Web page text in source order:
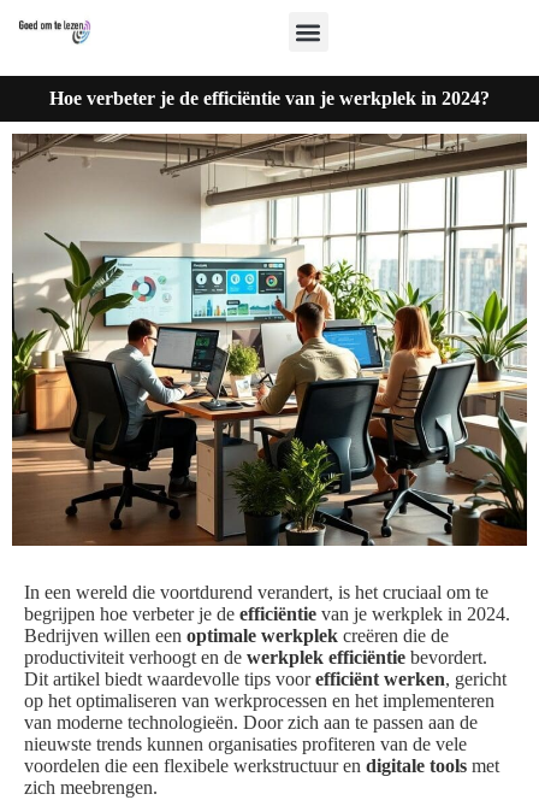
Hoe verbeter je de efficiëntie van je werkplek in 2024?
In een wereld die voortdurend verandert, is het cruciaal om te
begrijpen hoe verbeter je de efficiëntie van je werkplek in 2024.
Bedrijven willen een optimale werkplek creëren die de
productiviteit verhoogt en de werkplek efficiëntie bevordert.
Dit artikel biedt waardevolle tips voorefficiënt werken, gericht
op het optimaliseren van werkprocessen en het implementeren
van moderne technologieën. Door zich aan te passen aan de
nieuwste trends kunnen organisaties profiteren van de vele
voordelen die een flexibele werkstructuur en digitale tools met
zich meebrengen.